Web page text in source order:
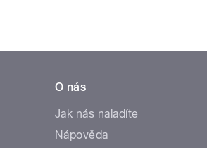
O nás
Jak nás naladíte
Nápověda